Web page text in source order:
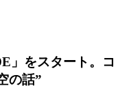
」をスタート。コ
の話”